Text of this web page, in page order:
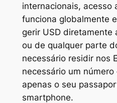
internacionais, acesso
funciona globalmente
gerir USD diretamente
ou de qualquer parte
necessário residir nos
necessário um
apenas o seu
smartphone.